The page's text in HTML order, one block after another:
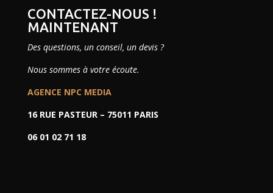
CONTACTEZ-NOUS !
MAINTENANT
Des questions, un conseil, un devis ?
Nous sommes à votre écoute.
AGENCE NPC MEDIA
16 RUE PASTEUR – 75011 PARIS
06 01 02 71 18